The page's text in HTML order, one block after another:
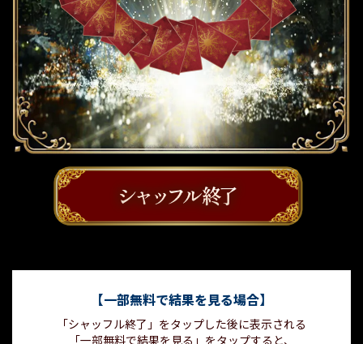
【一部無料で結果を見る場合】
「シャッフル終了」をタップした後に表示される
「一部無料で結果を見る」をタップすると、